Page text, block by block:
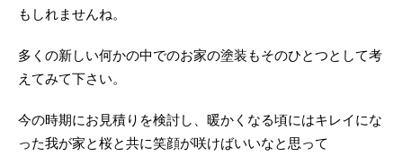
もしれませんね。
多くの新しい何かの中でのお家の塗装もそのひとつとして考
えてみて下さい。
今の時期にお見積りを検討し、暖かくなる頃にはキレイにな
った我が家と桜と共に笑顔が咲けばいいなと思って